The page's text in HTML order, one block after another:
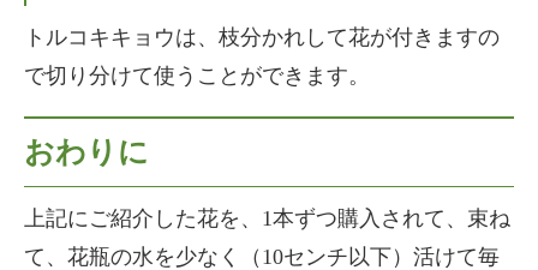
トルコキキョウは、枝分かれして花が付きますの
で切り分けて使うことができます。
おわりに
上記にご紹介した花を、1本ずつ購入されて、束ね
て、花瓶の水を少なく（10センチ以下）活けて毎